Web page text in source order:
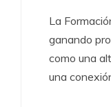
La
ganando
como una
una